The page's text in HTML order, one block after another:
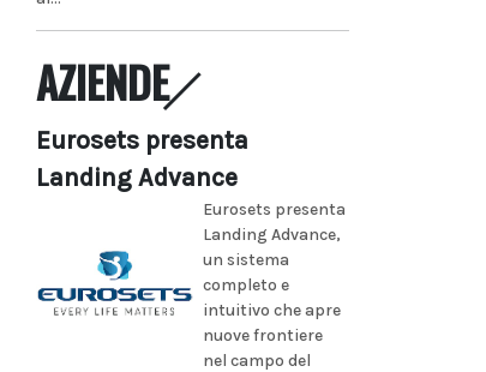
AZIENDE
Eurosets presenta
Landing Advance
Eurosets presenta
Landing Advance,
un sistema
completo e
intuitivo che apre
nuove frontiere
nel campo del